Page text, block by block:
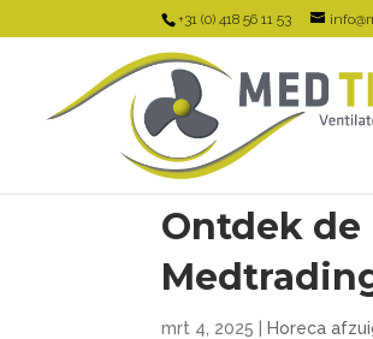
+31 (0) 418 56 11 53
Ontdek
mrt 4, 2025 Horeca